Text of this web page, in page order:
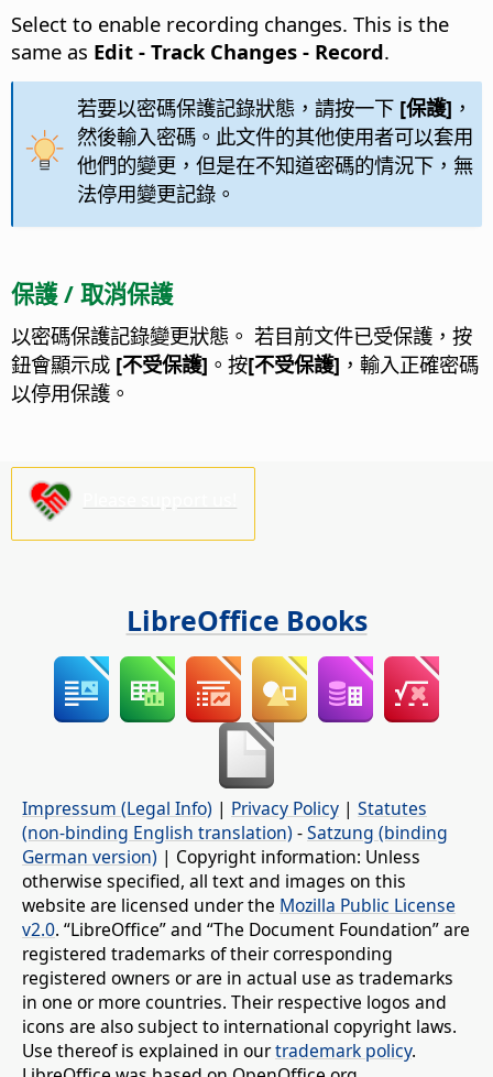
Select to enable recording changes. This is the
same as Edit - Track Changes - Record.
若要以密碼保護記錄狀態，請按一下 [保護] ，
然後輸入密碼。此文件的其他使用者可以套用
他們的變更，但是在不知道密碼的情況下，無
法停用變更記錄。
保護 / 取消保護
以密碼保護記錄變更狀態。 若目前文件已受保護，按
鈕會顯示成 [不受保護] 。按[不受保護] ，輸入正確密碼
以停用保護。
LibreOffice Books
Impressum (Legal Info) | Privacy Policy | Statutes
(non-binding English translation) -Satzung (binding
German version) | Copyright information: Unless
otherwise specified, all text and images on this
website are licensed under the Mozilla Public License
v2.0. “LibreOffice” and “The Document Foundation” are
registered trademarks of their corresponding
registered owners or are in actual use as trademarks
in one or more countries. Their respective logos and
icons are also subject to international copyright laws.
Use thereof is explained in ourtrademark policy.